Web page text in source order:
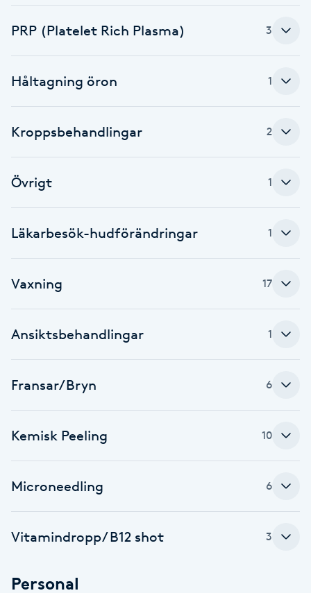
Brynfärgning
Brynplockning
C
Coachning
Cryoterapi
D
Damklippning
Dermapen
E
Extensions
Eyeliner-tatuering
PRP (Platelet Rich Plasma) 3
Håltagning öron 1
Kroppsbehandlingar 2
Övrigt 1
Läkarbesök-hudförändringar 1
Vaxning 17
Ansiktsbehandlingar 1
Fransar/Bryn 6
Kemisk Peeling 10
Microneedling 6
Vitamindropp/ B12 shot 3
Personal